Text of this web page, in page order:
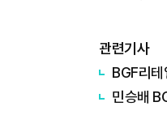
관련기사
BGF리
민승배